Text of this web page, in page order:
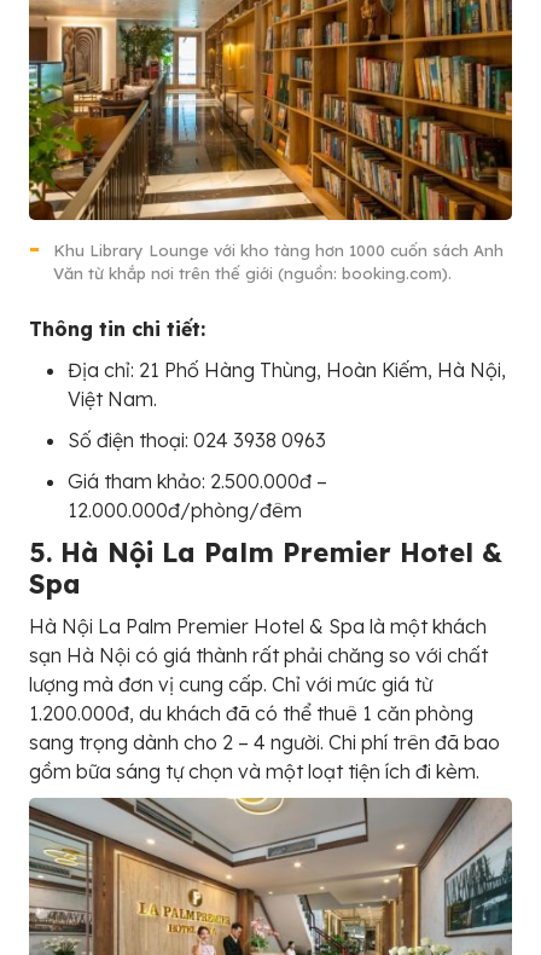
Khu Library Lounge với kho tàng hơn 1000 cuốn sách Anh
Văn từ khắp nơi trên thế giới (nguồn: booking.com).
Thông tin chi tiết:
Địa chỉ: 21 Phố Hàng Thùng, Hoàn Kiếm, Hà Nội,
Việt Nam.
Số điện thoại: 024 3938 0963
Giá tham khảo: 2.500.000đ –
12.000.000đ/phòng/đêm
5. Hà Nội La Palm Premier Hotel &
Spa
Hà Nội La Palm Premier Hotel & Spa là một khách
sạn Hà Nội có giá thành rất phải chăng so với chất
lượng mà đơn vị cung cấp. Chỉ với mức giá từ
1.200.000đ, du khách đã có thể thuê 1 căn phòng
sang trọng dành cho 2 – 4 người. Chi phí trên đã bao
gồm bữa sáng tự chọn và một loạt tiện ích đi kèm.